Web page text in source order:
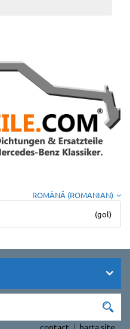
ROMÂNĂ (ROMANIAN)
(gol)
contact harta site